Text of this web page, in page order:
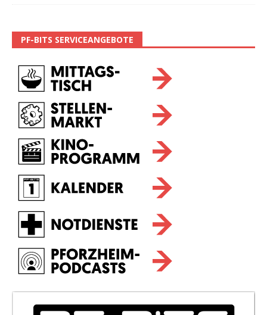
PF-BITS SERVICEANGEBOTE